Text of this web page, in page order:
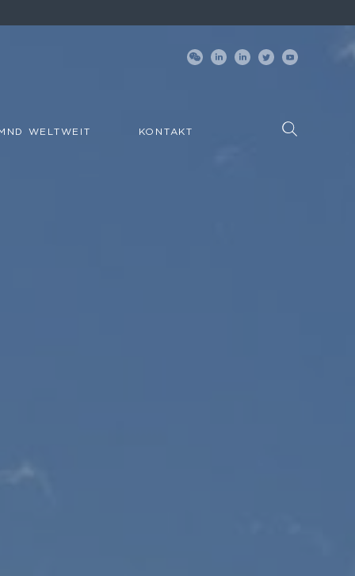
WELTWEIT KONTAKT